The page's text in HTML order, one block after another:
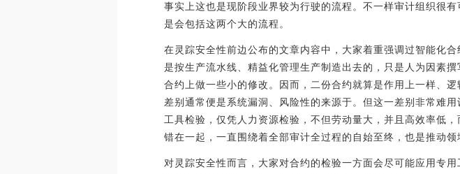
事实上这也是现阶段业界较为行驶的流程。不一样审计组织很
是会包括这两个大的流程。
在灵踪安全性前边公布的文章内容中，大家着重强调过智能化
是按生产流水线、精益化管理生产制造出去的，只是人为因素
合约上做一些小的修改。因而，二份合约就算是作用上一样、
差别通常便是系统漏洞、风险性的来源于。但这一差别非常难
工具检验，仅凭人力资源检验，不但劳动量大，并且高效率低
错在一起，一直围绕着全部审计全过程的自始至终，也是推动领
对灵踪安全性而言，大家对合约的检验一方面会尽可能应用专